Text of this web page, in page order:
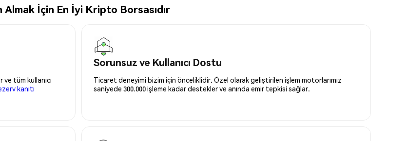
İçin En İyi Kripto Borsasıdır
tüm kullanıcı
kanıtı
Sorunsuz ve Kullanıcı Dostu
Ticaret deneyimi bizim için önceliklidir. Özel olarak geliştirilen işlem motorlarımız
saniyede 300.000 işleme kadar destekler ve anında emir tepkisi sağlar.